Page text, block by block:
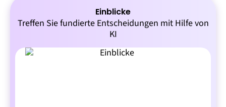
Einblicke
Treffen Sie fundierte Entscheidungen mit Hilfe von
KI